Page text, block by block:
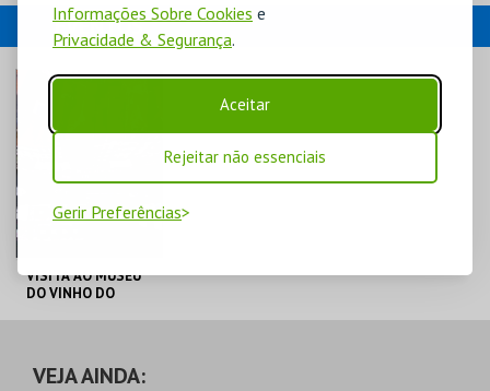
Informações Sobre Cookies e
Privacidade & Segurança.
Aceitar
Rejeitar não essenciais
Gerir Preferências
EVENTOS
VISITA AO MUSEU
DO VINHO DO
DO PORTO
VEJA AINDA: